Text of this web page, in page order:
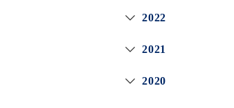
2022
2021
2020